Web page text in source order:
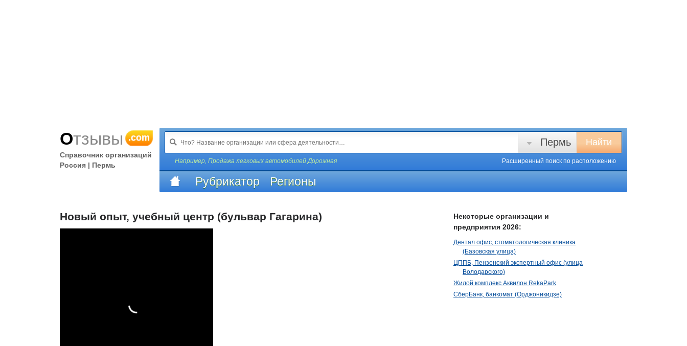
Отзывы .com
Справочник организаций
Россия | Пермь
Найти
Пермь
Например, Продажа легковых автомобилей Дорожная Расширенный поиск по расположению
Рубрикатор Регионы
Новый опыт, учебный центр (бульвар Гагарина)
Некоторые организации и
предприятия 2026:
Дентал офис, стоматологическая клиника
(Базовская улица)
ЦППБ, Пензенский экспертный офис (улица
Володарского)
Жилой комплекс Аквилон RekaPark
СберБанк, банкомат (Орджоникидзе)